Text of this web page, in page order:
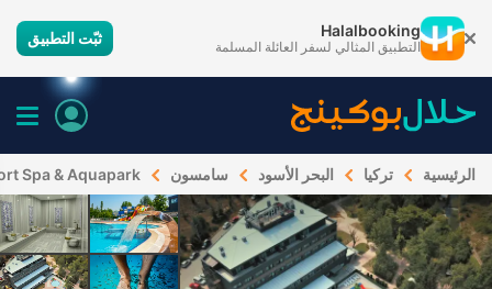
Halalbooking
التطبيق المثالي لسفر العائلة المسلمة ثبّت التطبيق
الرئيسية تركيا البحر الأسود سامسون Spa & Aquapark